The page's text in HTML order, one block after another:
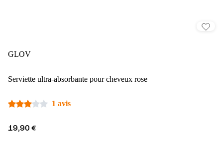
GLOV
Serviette ultra-absorbante pour cheveux rose
1 avis
19,90 €